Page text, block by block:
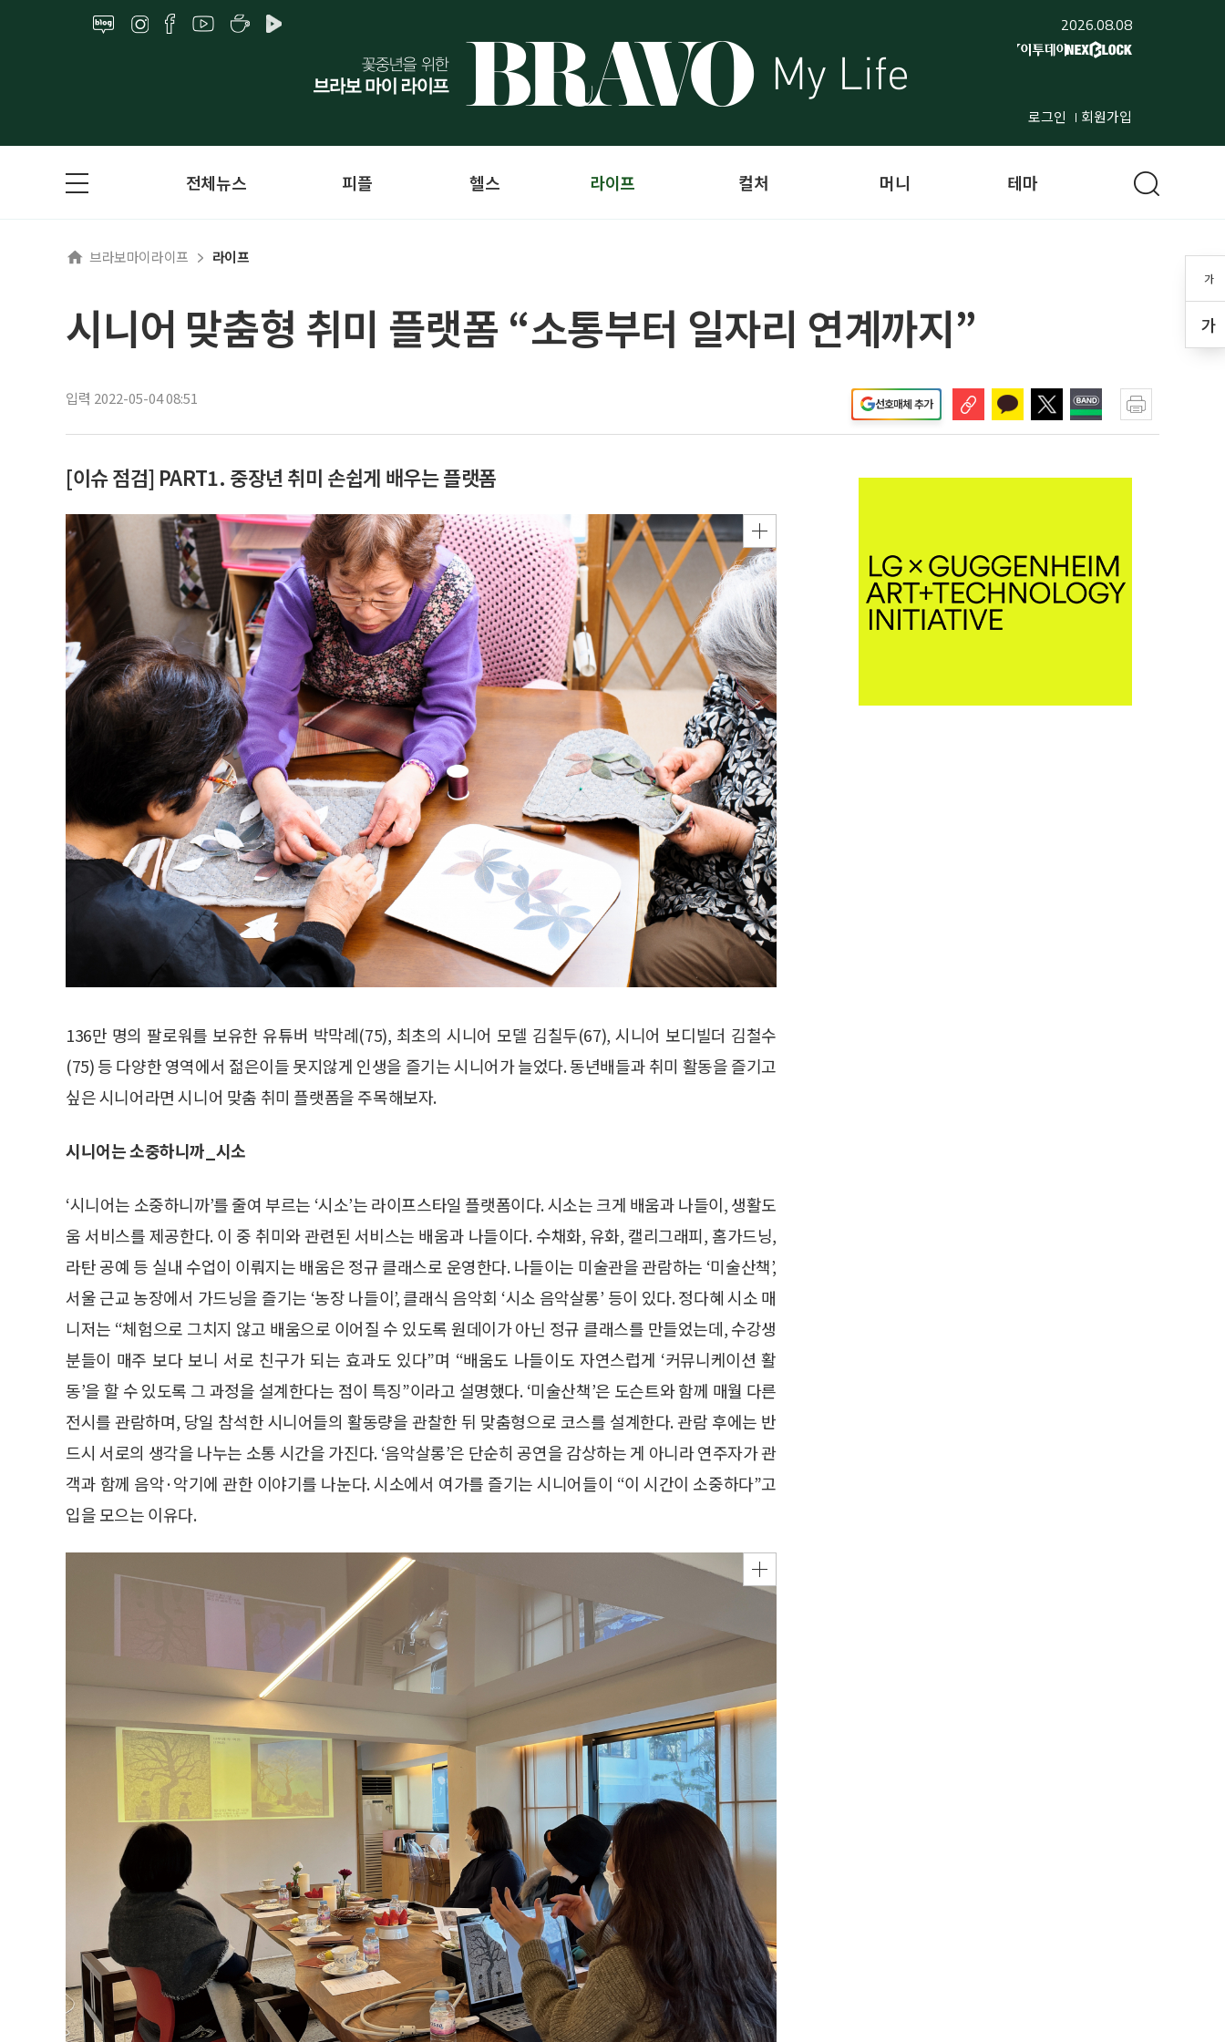
2026.08.08
로그인 회원가입
가
가
전체뉴스 피플 헬스 라이프 컬처 머니 테마
브라보마이라이프 라이프
시니어 맞춤형 취미 플랫폼 “소통부터 일자리 연계까지”
입력 2022-05-04 08:51 선호매체 추가
[이슈 점검] PART1. 중장년 취미 손쉽게 배우는 플랫폼
136만 명의 팔로워를 보유한 유튜버 박막례(75), 최초의 시니어 모델 김칠두(67), 시니어 보디빌더 김철수
(75) 등 다양한 영역에서 젊은이들 못지않게 인생을 즐기는 시니어가 늘었다. 동년배들과 취미 활동을 즐기고
싶은 시니어라면 시니어 맞춤 취미 플랫폼을 주목해보자.
시니어는 소중하니까_시소
‘시니어는 소중하니까’를 줄여 부르는 ‘시소’는 라이프스타일 플랫폼이다. 시소는 크게 배움과 나들이, 생활도
움 서비스를 제공한다. 이 중 취미와 관련된 서비스는 배움과 나들이다. 수채화, 유화, 캘리그래피, 홈가드닝,
라탄 공예 등 실내 수업이 이뤄지는 배움은 정규 클래스로 운영한다. 나들이는 미술관을 관람하는 ‘미술산책’,
서울 근교 농장에서 가드닝을 즐기는 ‘농장 나들이’, 클래식 음악회 ‘시소 음악살롱’ 등이 있다. 정다혜 시소 매
니저는 “체험으로 그치지 않고 배움으로 이어질 수 있도록 원데이가 아닌 정규 클래스를 만들었는데, 수강생
분들이 매주 보다 보니 서로 친구가 되는 효과도 있다”며 “배움도 나들이도 자연스럽게 ‘커뮤니케이션 활
동’을 할 수 있도록 그 과정을 설계한다는 점이 특징”이라고 설명했다. ‘미술산책’은 도슨트와 함께 매월 다른
전시를 관람하며, 당일 참석한 시니어들의 활동량을 관찰한 뒤 맞춤형으로 코스를 설계한다. 관람 후에는 반
드시 서로의 생각을 나누는 소통 시간을 가진다. ‘음악살롱’은 단순히 공연을 감상하는 게 아니라 연주자가 관
객과 함께 음악·악기에 관한 이야기를 나눈다. 시소에서 여가를 즐기는 시니어들이 “이 시간이 소중하다”고
입을 모으는 이유다.